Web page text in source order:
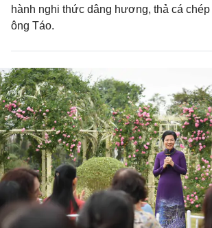
hành nghi thức dâng hương, thả cá
ông Táo.